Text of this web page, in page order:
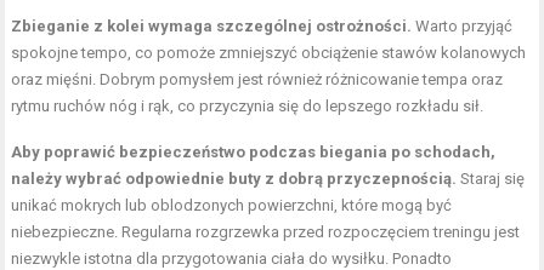
Zbieganie z kolei wymaga szczególnej ostrożności. Warto przyjąć
spokojne tempo, co pomoże zmniejszyć obciążenie stawów kolanowych
oraz mięśni. Dobrym pomysłem jest również różnicowanie tempa oraz
rytmu ruchów nóg i rąk, co przyczynia się do lepszego rozkładu sił.
Aby poprawić bezpieczeństwo podczas biegania po schodach,
należy wybrać odpowiednie buty z dobrą przyczepnością. Staraj się
unikać mokrych lub oblodzonych powierzchni, które mogą być
niebezpieczne. Regularna rozgrzewka przed rozpoczęciem treningu jest
niezwykle istotna dla przygotowania ciała do wysiłku. Ponadto